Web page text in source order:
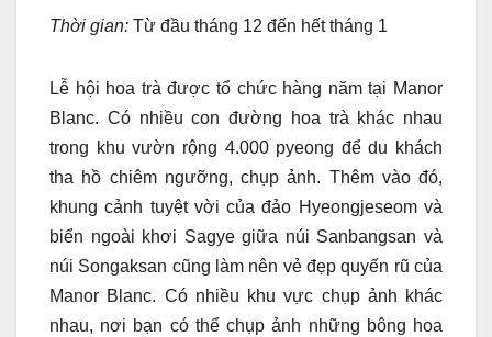
Thời gian: Từ đầu tháng 12 đến hết tháng 1
Lễ hội hoa trà được tổ chức hàng năm tại Manor
Blanc. Có nhiều con đường hoa trà khác nhau
trong khu vườn rộng 4.000 pyeong để du khách
tha hồ chiêm ngưỡng, chụp ảnh. Thêm vào đó,
khung cảnh tuyệt vời của đảo Hyeongjeseom và
biển ngoài khơi Sagye giữa núi Sanbangsan và
núi Songaksan cũng làm nên vẻ đẹp quyến rũ của
Manor Blanc. Có nhiều khu vực chụp ảnh khác
nhau, nơi bạn có thể chụp ảnh những bông hoa